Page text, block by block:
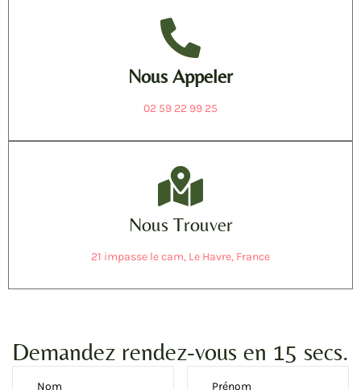
Nous Appeler
02 59 22 99 25
Nous Trouver
21 impasse le cam, Le Havre, France
Demandez rendez-vous en 15 secs.